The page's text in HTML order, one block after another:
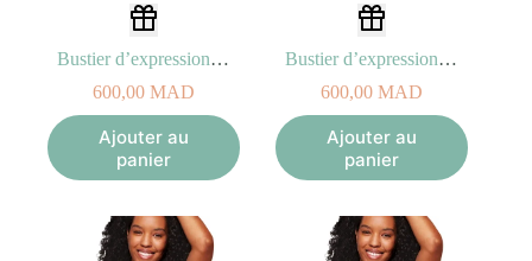
Bustier d’expression Hands-free (Taille S)
600,00 MAD
Ajouter au
panier
Bustier d’expression Hands-free (Taille M)
600,00 MAD
Ajouter au
panier